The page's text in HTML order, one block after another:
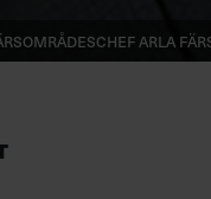
Arla